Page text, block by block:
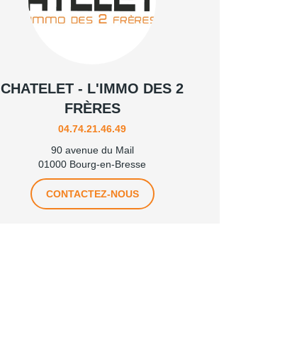
CHATELET - L'IMMO DES 2
FRÈRES
04.74.21.46.49
90 avenue du Mail
01000 Bourg-en-Bresse
CONTACTEZ-NOUS